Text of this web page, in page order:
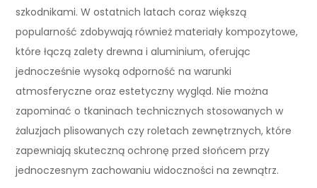
szkodnikami. W ostatnich latach coraz większą
popularność zdobywają również materiały kompozytowe,
które łączą zalety drewna i aluminium, oferując
jednocześnie wysoką odporność na warunki
atmosferyczne oraz estetyczny wygląd. Nie można
zapominać o tkaninach technicznych stosowanych w
żaluzjach plisowanych czy roletach zewnętrznych, które
zapewniają skuteczną ochronę przed słońcem przy
jednoczesnym zachowaniu widoczności na zewnątrz.